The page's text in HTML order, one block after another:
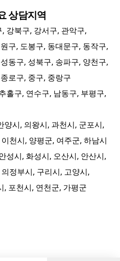
상담지역
강북구, 강서구, 관악구,
구, 도봉구, 동대문구, 동작구,
동구, 성북구, 송파구, 양천구,
로구, 중구, 중랑구
홀구, 연수구, 남동구, 부평구,
양시, 의왕시, 과천시, 군포시,
천시, 양평군, 여주군, 하남시
성시, 화성시, 오산시, 안산시,
정부시, 구리시, 고양시,
, 포천시, 연천군, 가평군